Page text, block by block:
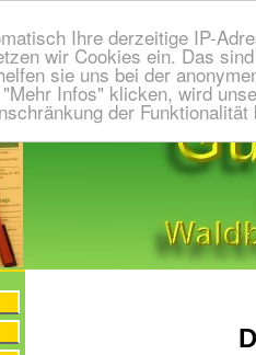
Ihre derzeitige IP-
wir Cookies ein. Das
sie uns bei der
Infos" klicken, wird
der